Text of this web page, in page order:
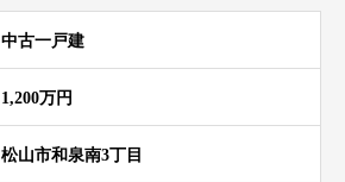
中古一戸建
1,200万円
松山市和泉南3丁目